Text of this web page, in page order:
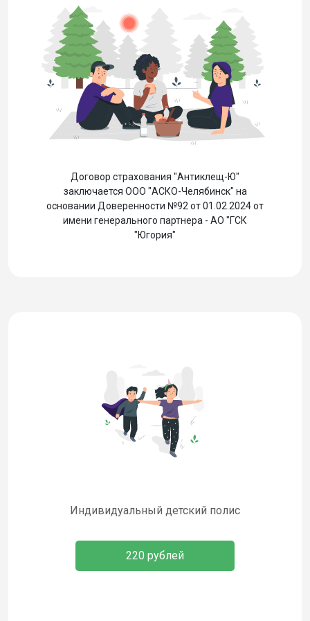
Договор страхования "Антиклещ-Ю"
заключается ООО "АСКО-Челябинск" на
основании Доверенности №92 от 01.02.2024 от
имени генерального партнера - АО "ГСК
"Югория"
Индивидуальный детский полис
220 рублей